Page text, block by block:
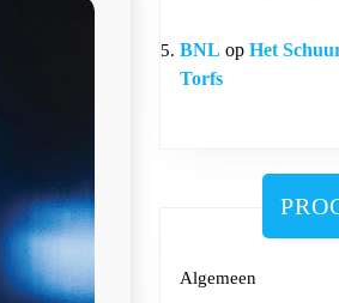
BNL op Het
Torfs
Algemeen